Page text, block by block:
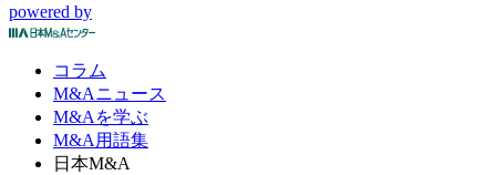
powered by
コラム
M&Aニュース
M&Aを学ぶ
M&A 用語集
日本M&A